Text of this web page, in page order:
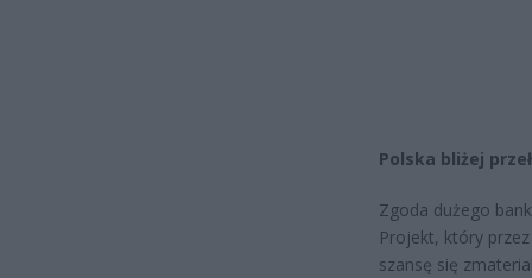
Polska bliżej
Zgoda dużego
Projekt, który
szansę się